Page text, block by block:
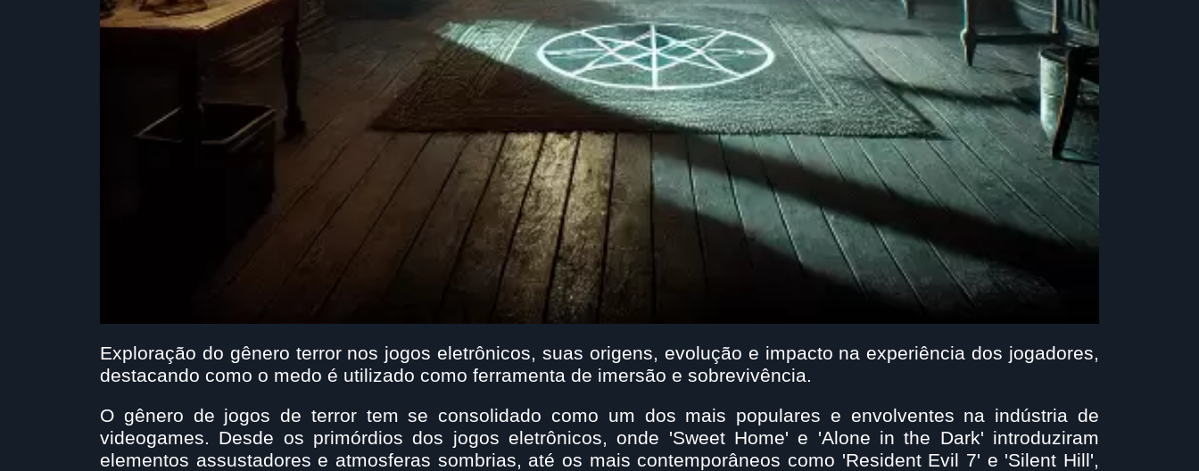
Exploração do gênero terror nos jogos eletrônicos, suas origens, evolução e impacto na experiência dos jogadores,
destacando como o medo é utilizado como ferramenta de imersão e sobrevivência.
O gênero de jogos de terror tem se consolidado como um dos mais populares e envolventes na indústria de
videogames. Desde os primórdios dos jogos eletrônicos, onde 'Sweet Home' e 'Alone in the Dark' introduziram
elementos assustadores e atmosferas sombrias, até os mais contemporâneos como 'Resident Evil 7' e 'Silent Hill',